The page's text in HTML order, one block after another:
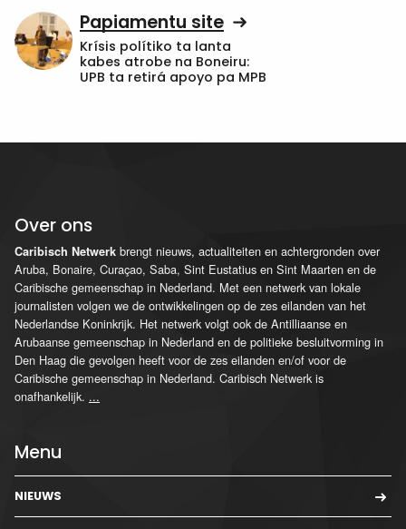
Papiamentu site
Krísis polítiko ta lanta
kabes atrobe na Boneiru:
UPB ta retirá apoyo pa MPB
Over ons
Caribisch Netwerk brengt nieuws, actualiteiten en achtergronden over
Aruba, Bonaire, Curaçao, Saba, Sint Eustatius en Sint Maarten en de
Caribische gemeenschap in Nederland. Met een netwerk van lokale
journalisten volgen we de ontwikkelingen op de zes eilanden van het
Nederlandse Koninkrijk. Het netwerk volgt ook de Antilliaanse en
Arubaanse gemeenschap in Nederland en de politieke besluitvorming in
Den Haag die gevolgen heeft voor de zes eilanden en/of voor de
Caribische gemeenschap in Nederland. Caribisch Netwerk is
onafhankelijk. ...
Menu
NIEUWS